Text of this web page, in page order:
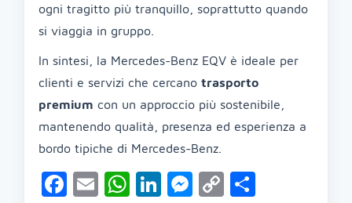
ogni tragitto più tranquillo, soprattutto quando
si viaggia in gruppo.
In sintesi, la Mercedes-Benz EQV è ideale per
clienti e servizi che cercano trasporto
premium con un approccio più sostenibile,
mantenendo qualità, presenza ed esperienza a
bordo tipiche di Mercedes-Benz.
Facebook
EmailWhatsApp
LinkedIn
Messenger
Copy